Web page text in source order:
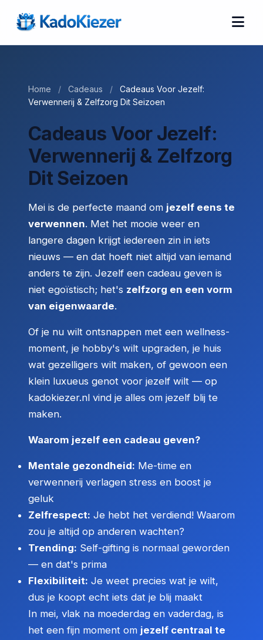
Home / Cadeaus /
Cadeaus Voor Jezelf:
Verwennerij & Zelfzorg Dit Seizoen
Cadeaus Voor Jezelf:
Verwennerij & Zelfzorg
Dit Seizoen
Mei is de perfecte maand om jezelf eens te
verwennen. Met het mooie weer en
langere dagen krijgt iedereen zin in iets
nieuws — en dat hoeft niet altijd van iemand
anders te zijn. Jezelf een cadeau geven is
niet egoïstisch; het's zelfzorg en een vorm
van eigenwaarde.
Of je nu wilt ontsnappen met een wellness-
moment, je hobby's wilt upgraden, je huis
wat gezelligers wilt maken, of gewoon een
klein luxueus genot voor jezelf wilt — op
kadokiezer.nl vind je alles om jezelf blij te
maken.
Waarom jezelf een cadeau geven?
Mentale gezondheid: Me-time en
verwennerij verlagen stress en boost je
geluk
Zelfrespect: Je hebt het verdiend! Waarom
zou je altijd op anderen wachten?
Trending: Self-gifting is normaal geworden
— en dat's prima
Flexibiliteit: Je weet precies wat je wilt,
dus je koopt echt iets dat je blij maakt
In mei, vlak na moederdag en vaderdag, is
het een fijn moment om jezelf centraal te